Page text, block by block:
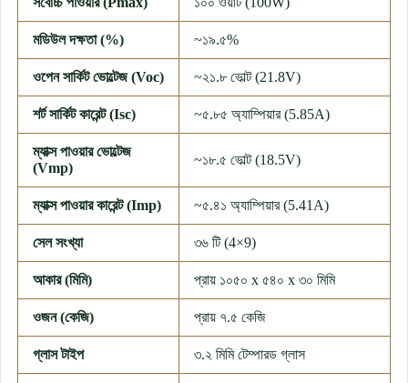
মডিউল দক্ষতা (%) ~১৯.৫%
ওপেন সার্কিট ভোল্টেজ (Voc) ~২১.৮ ভোল্ট (21.8V)
শর্ট সার্কিট কারেন্ট (Isc) ~৫.৮৫ অ্যাম্পিয়ার (5.85A)
ম্যাক্স পাওয়ার ভোল্টেজ
(Vmp)
~১৮.৫ ভোল্ট (18.5V)
ম্যাক্স পাওয়ার কারেন্ট (Imp) ~৫.৪১ অ্যাম্পিয়ার (5.41A)
সেল সংখ্যা ৩৬ টি (4×9)
আকার (মিমি) প্রায় ১০৫০ x ৫৪০ x ৩০ মিমি
ওজন (কেজি) প্রায় ৭.৫ কেজি
গ্লাস টাইপ ৩.২ মিমি টেম্পারড গ্লাস